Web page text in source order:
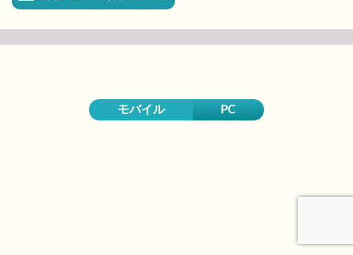
モバイル PC